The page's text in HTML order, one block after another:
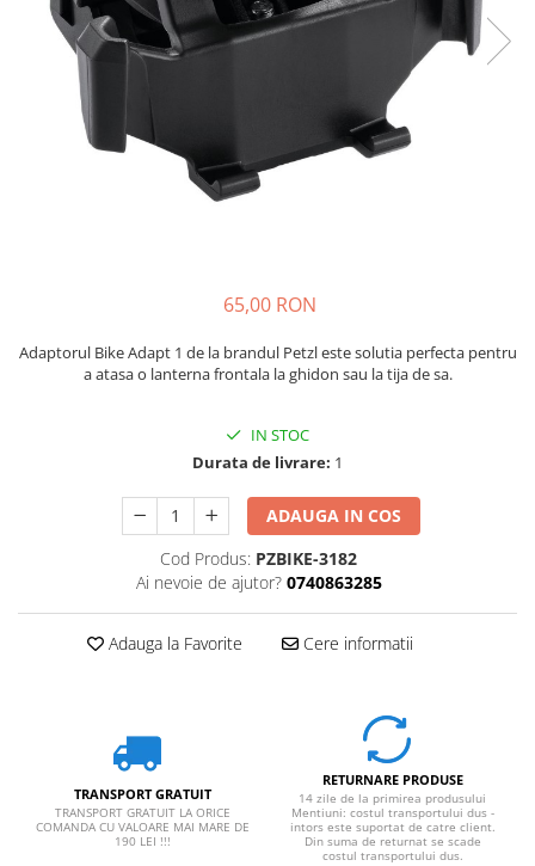
Slackline
Accesorii
Espadrile
Caciuli
Jachete
Bandane
Imbracaminte de corp
65,00 RON
Adaptorul Bike Adapt 1 de la brandul Petzl este solutia perfecta pentru
a atasa o lanterna frontala la ghidon sau la tija de sa.
IN STOC
Durata de livrare: 1
ADAUGA IN COS
Cod Produs: PZBIKE-3182
Ai nevoie de ajutor? 0740863285
Adauga la Favorite Cere informatii
TRANSPORT GRATUIT
TRANSPORT GRATUIT LA ORICE
COMANDA CU VALOARE MAI MARE DE
190 LEI !!!
RETURNARE PRODUSE
14 zile de la primirea produsului
Mentiuni: costul transportului dus -
intors este suportat de catre client.
Din suma de returnat se scade
costul transportului dus.